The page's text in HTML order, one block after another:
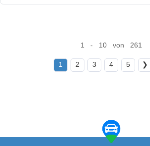
1 - 10 von 261
1 2 3 4 5 ❯